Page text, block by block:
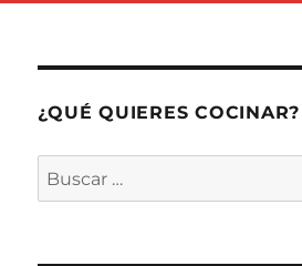
¿QUÉ QUIERES COCINAR?
Buscar
por: